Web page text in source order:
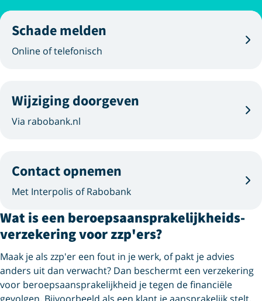
Schade melden
Online of telefonisch
Wijziging doorgeven
Via rabobank.nl
Contact opnemen
Met Interpolis of Rabobank
Wat is een beroeps­aansprakelijkheids­
verzekering voor zzp'ers?
Maak je als zzp'er een fout in je werk, of pakt je advies
anders uit dan verwacht? Dan beschermt een verzekering
voor beroepsaansprakelijkheid je tegen de financiële